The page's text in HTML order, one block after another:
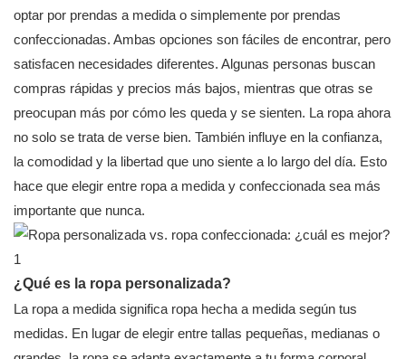
optar por prendas a medida o simplemente por prendas
confeccionadas. Ambas opciones son fáciles de encontrar, pero
satisfacen necesidades diferentes. Algunas personas buscan
compras rápidas y precios más bajos, mientras que otras se
preocupan más por cómo les queda y se sienten. La ropa ahora
no solo se trata de verse bien. También influye en la confianza,
la comodidad y la libertad que uno siente a lo largo del día. Esto
hace que elegir entre ropa a medida y confeccionada sea más
importante que nunca.
¿Qué es la ropa personalizada?
La ropa a medida significa ropa hecha a medida según tus
medidas. En lugar de elegir entre tallas pequeñas, medianas o